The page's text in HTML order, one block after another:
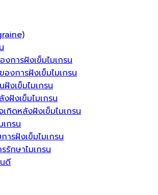
การฝังเข็มไมเกรน
งการฝังเข็มไมเกรน
งเข็มไมเกรน
ฝังเข็มไมเกรน
กิดหลังฝังเข็มไมเกรน
เกรน
ารฝังเข็มไมเกรน
รักษาไมเกรน
ดี